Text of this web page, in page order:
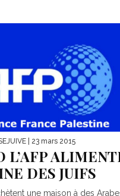
| 23 mars 2015
L’AFP
DES JUIFS
une maison à des